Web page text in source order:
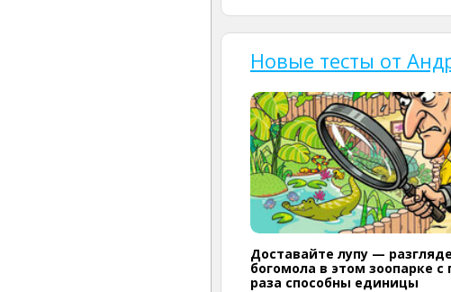
Новые тесты от
Доставайте лупу —
богомола в этом зоопарке с
раза способны единицы